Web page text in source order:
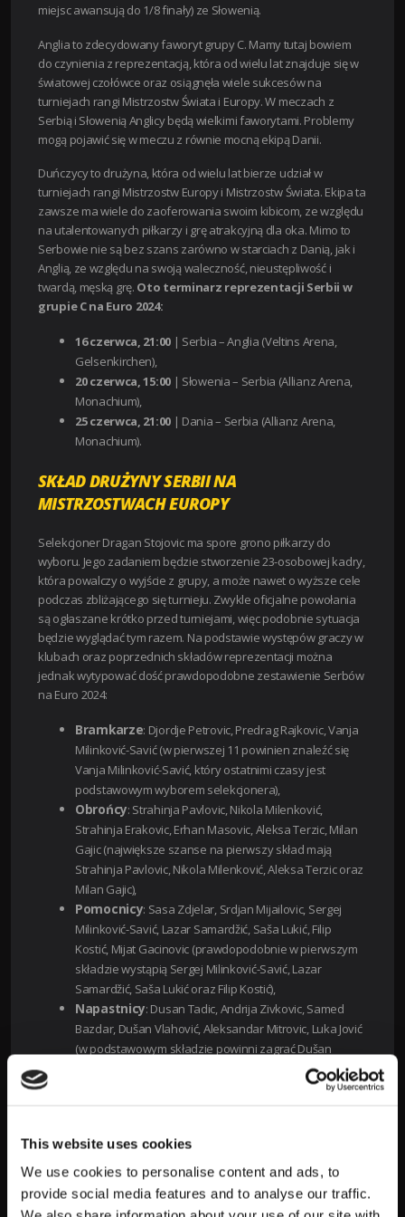
This website uses cookies
We use cookies to personalise content and ads, to
provide social media features and to analyse our traffic.
miejsc awansują do 1/8 finały) ze Słowenią.
Anglia to zdecydowany faworyt grupy C. Mamy tutaj bowiem
do czynienia z reprezentacją, która od wielu lat znajduje się w
światowej czołówce oraz osiągnęła wiele sukcesów na
turniejach rangi Mistrzostw Świata i Europy. W meczach z
Serbią i Słowenią Anglicy będą wielkimi faworytami. Problemy
mogą pojawić się w meczu z równie mocną ekipą Danii.
Duńczycy to drużyna, która od wielu lat bierze udział w
turniejach rangi Mistrzostw Europy i Mistrzostw Świata. Ekipa ta
zawsze ma wiele do zaoferowania swoim kibicom, ze względu
na utalentowanych piłkarzy i grę atrakcyjną dla oka. Mimo to
Serbowie nie są bez szans zarówno w starciach z Danią, jak i
Anglią, ze względu na swoją waleczność, nieustępliwość i
twardą, męską grę. Oto terminarz reprezentacji Serbii w
grupie C na Euro 2024:
16 czerwca, 21:00| Serbia – Anglia (Veltins Arena,
Gelsenkirchen),
20 czerwca, 15:00| Słowenia – Serbia (Allianz Arena,
Monachium),
25 czerwca, 21:00| Dania – Serbia (Allianz Arena,
Monachium).
SKŁAD DRUŻYNY SERBII NA
MISTRZOSTWACH EUROPY
Selekcjoner Dragan Stojovic ma spore grono piłkarzy do
wyboru. Jego zadaniem będzie stworzenie 23-osobowej kadry,
która powalczy o wyjście z grupy, a może nawet o wyższe cele
podczas zbliżającego się turnieju. Zwykle oficjalne powołania
są ogłaszane krótko przed turniejami, więc podobnie sytuacja
będzie wyglądać tym razem. Na podstawie występów graczy w
klubach oraz poprzednich składów reprezentacji można
jednak wytypować dość prawdopodobne zestawienie Serbów
na Euro 2024:
Bramkarze: Djordje Petrovic, Predrag Rajkovic, Vanja
Milinković-Savić (w pierwszej 11 powinien znaleźć się
Vanja Milinković-Savić, który ostatnimi czasy jest
podstawowym wyborem selekcjonera),
Obrońcy: Strahinja Pavlovic, Nikola Milenković,
Strahinja Erakovic, Erhan Masovic, Aleksa Terzic, Milan
Gajic (największe szanse na pierwszy skład mają
Strahinja Pavlovic, Nikola Milenković, Aleksa Terzic oraz
Milan Gajic),
Pomocnicy: Sasa Zdjelar, Srdjan Mijailovic, Sergej
Milinković-Savić, Lazar Samardžić, Saša Lukić, Filip
Kostić, Mijat Gacinovic (prawdopodobnie w pierwszym
składzie wystąpią Sergej Milinković-Savić, Lazar
Samardžić, Saša Lukić oraz Filip Kostić),
Napastnicy: Dusan Tadic, Andrija Zivkovic, Samed
Bazdar, Dušan Vlahović, Aleksandar Mitrovic, Luka Jović
(w podstawowym składzie powinni zagrać Dušan
W naszym kraju mecze Euro 2024 będą transmitowane na
żywo na darmowych kanałach Telewizji Polskiej (TVP 1, TVP 2
oraz TVP Sport). Dodatkowo transmisje i inne materiały